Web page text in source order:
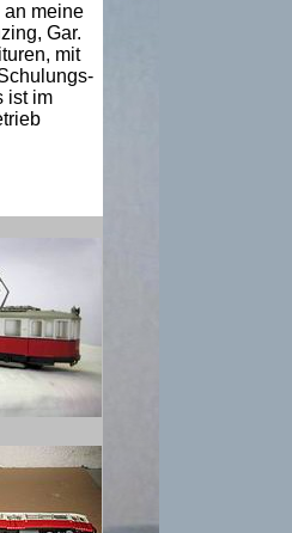
an meine
Gar.
mit
ist im